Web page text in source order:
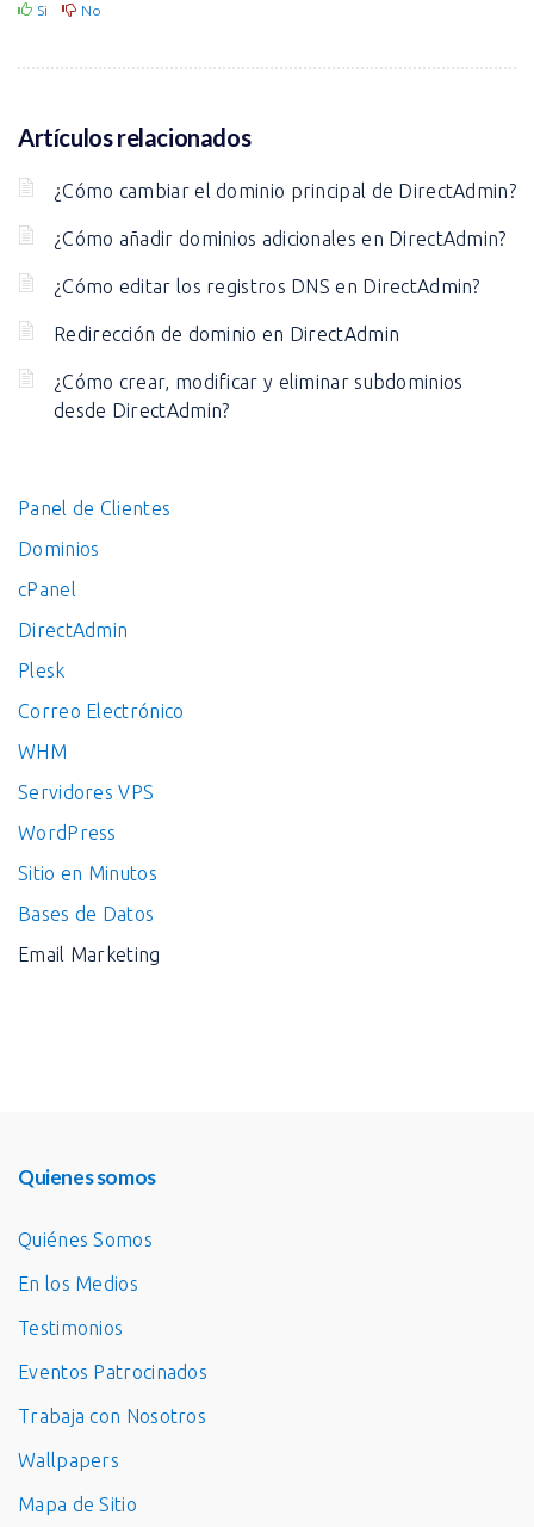
Si No
Artículos relacionados
¿Cómo cambiar el dominio principal de DirectAdmin?
¿Cómo añadir dominios adicionales en DirectAdmin?
¿Cómo editar los registros DNS en DirectAdmin?
Redirección de dominio en DirectAdmin
¿Cómo crear, modificar y eliminar subdominios
desde DirectAdmin?
Panel de Clientes
Dominios
cPanel
DirectAdmin
Plesk
Correo Electrónico
WHM
Servidores VPS
WordPress
Sitio en Minutos
Bases de Datos
Email Marketing
Quienes somos
Quiénes Somos
En los Medios
Testimonios
Eventos Patrocinados
Trabaja con Nosotros
Wallpapers
Mapa de Sitio